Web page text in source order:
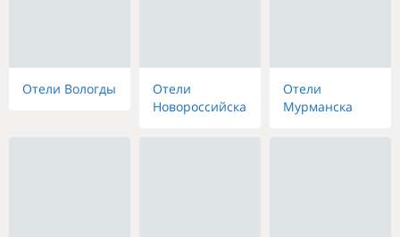
Отели Вологды
Отели
Новороссийска
Отели
Мурманска